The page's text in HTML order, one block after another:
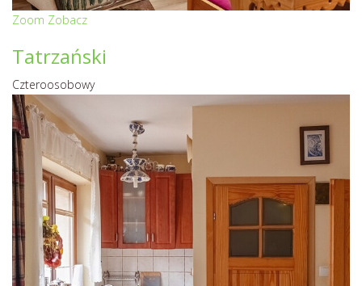
Zoom Zobacz
Tatrzański
Czteroosobowy